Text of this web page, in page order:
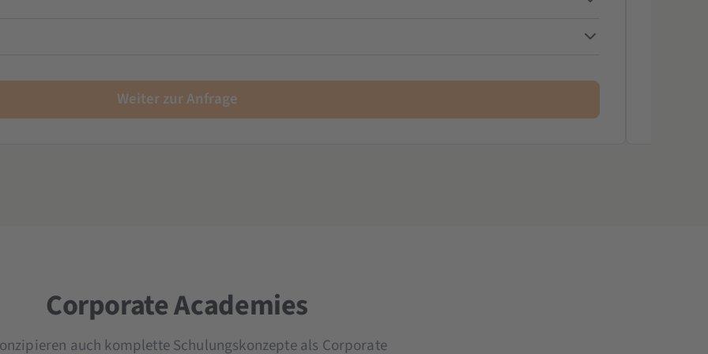
Weiter zur Anfrage
Corporate Academies
auch komplette Schulungskonzepte als Corporate